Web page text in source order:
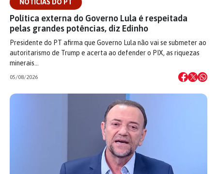
NOTÍCIAS DO PT
Política externa do Governo Lula é respeitada
pelas grandes potências, diz Edinho
Presidente do PT afirma que Governo Lula não vai se submeter ao
autoritarismo de Trump e acerta ao defender o PIX, as riquezas
minerais…
05/08/2026